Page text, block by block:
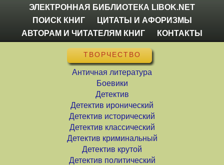
ЭЛЕКТРОННАЯ БИБЛИОТЕКА LIBOK.NET
ПОИСК КНИГ
ЦИТАТЫ И АФОРИЗМЫ
АВТОРАМ И ЧИТАТЕЛЯМ КНИГ
КОНТАКТЫ
ТВОРЧЕСТВО
Античная литература
Боевики
Детектив
Детектив иронический
Детектив исторический
Детектив классический
Детектив криминальный
Детектив крутой
Детектив политический